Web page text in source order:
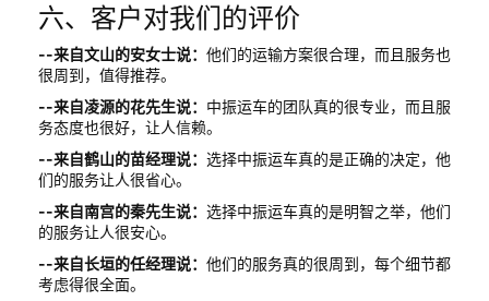
六、客户对我们的评价
--来自文山的安女士说： 他们的运输方案很合理，而且服务也
很周到，值得推荐。
--来自凌源的花先生说： 中振运车的团队真的很专业，而且服
务态度也很好，让人信赖。
--来自鹤山的苗经理说： 选择中振运车真的是正确的决定，他
们的服务让人很省心。
--来自南宫的秦先生说： 选择中振运车真的是明智之举，他们
的服务让人很安心。
--来自长垣的任经理说： 他们的服务真的很周到，每个细节都
考虑得很全面。